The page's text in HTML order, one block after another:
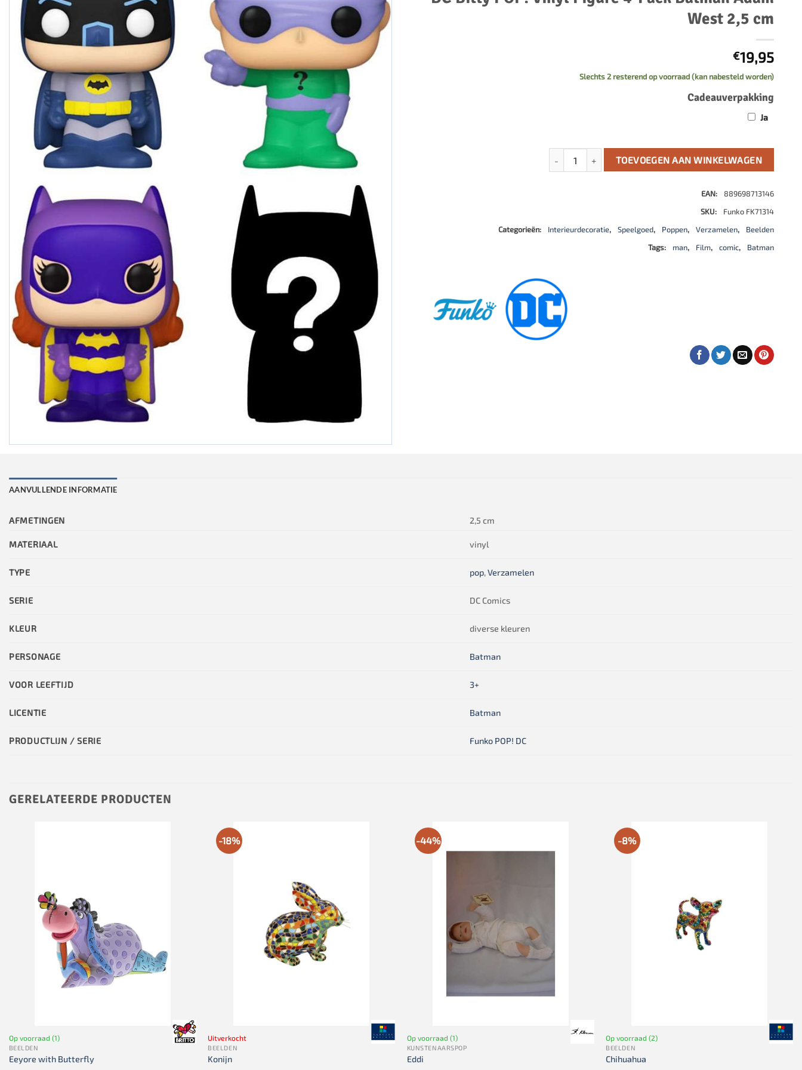
500 stukjes
1000 stukjes
5000 stukjes
Schaken
schaakklok
schaakset
schaakstukken
West 2,5 cm
€19,95
Slechts 2 resterend op voorraad (kan nabesteld worden)
Cadeauverpakking
Ja
DC Bitty POP! Vinyl Figure 4-Pack Batman Adam West 2,5 cm
TOEVOEGEN AAN WINKELWAGEN
EAN:
889698713146
SKU:
Funko FK71314
Categorieën:
Interieurdecoratie, Speelgoed, Poppen, Verzamelen,
Beelden
Tags:
man, Film, comic, Batman
AANVULLENDE INFORMATIE
AFMETINGEN 2,5 cm
MATERIAAL vinyl
TYPE pop,Verzamelen
SERIE DC Comics
KLEUR diverse kleuren
PERSONAGE Batman
VOOR LEEFTIJD 3+
LICENTIE Batman
PRODUCTLIJN / SERIE Funko POP! DC
GERELATEERDE PRODUCTEN
Op voorraad (1)
BEELDEN
Eeyore with Butterfly
-18%
Uitverkocht
BEELDEN
Konijn
-44%
Op voorraad (1)
KUNSTENAARSPOP
Eddi
-8%
Op voorraad (2)
BEELDEN
Chihuahua